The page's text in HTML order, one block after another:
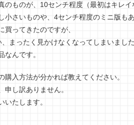
のものが、10センチ程度（最初はキレ
小さいものや、4センチ程度のミニ版も
買ってきたのですが、
まったく見かけなくなってしまいまし
なんです。
購入方法が分かれば教えてください。
申し訳ありません。
いたします。